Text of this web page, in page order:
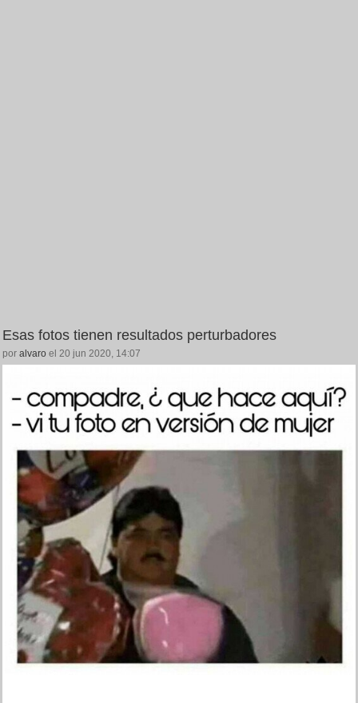
Esas fotos tienen resultados perturbadores
por alvaro el 20 jun 2020, 14:07